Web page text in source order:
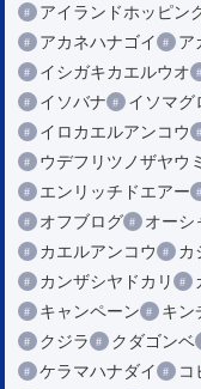
アイランドホッピン
アカネハナゴイ
ア
イシガキカエルウオ
イソバナ
イソマグ
イロカエルアンコウ
ウデフリツノザヤウ
エンリッチドエアー
オフブログ
オーシ
カエルアンコウ
カ
カンザシヤドカリ
キャンペーン
キン
クジラ
クダゴンベ
ケラマハナダイ
コ